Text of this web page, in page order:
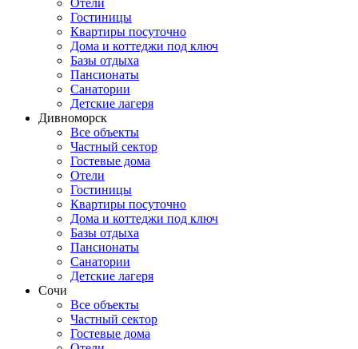
Отели
Гостиницы
Квартиры посуточно
Дома и коттеджи под ключ
Базы отдыха
Пансионаты
Санатории
Детские лагеря
Дивноморск
Все объекты
Частный сектор
Гостевые дома
Отели
Гостиницы
Квартиры посуточно
Дома и коттеджи под ключ
Базы отдыха
Пансионаты
Санатории
Детские лагеря
Сочи
Все объекты
Частный сектор
Гостевые дома